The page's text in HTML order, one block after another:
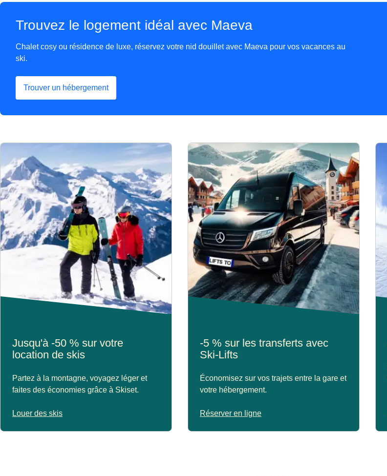
Trouvez le logement idéal avec Maeva
Chalet cosy ou résidence de luxe, réservez votre nid douillet avec Maeva pour vos vacances au
ski.
Trouver un hébergement
(Ouvre un nouvel onglet
Jusqu'à -50 % sur votre
location de skis
Partez à la montagne, voyagez léger et
faites des économies grâce à Skiset.
Louer des skis
-5 % sur les transferts avec
Ski-Lifts
Économisez sur vos trajets entre la gare et
votre hébergement.
Réserver en ligne